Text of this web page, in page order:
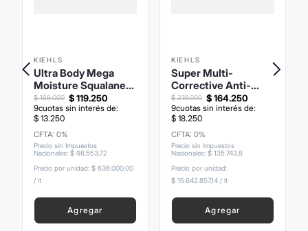
KIEHLS
Ultra Body Mega
Moisture Squalane
Cream 250ml
$119.250
$ 159.000
9cuotas sin interés de:
$ 13.250
CFTA: 0%
Precio sin Impuestos
Nacionales: $ 9855372
Precio por unidad: $ 636.000,00
/ lt
Agregar
KIEHLS
Super Multi-
Corrective Anti-
Aging Eye Cream
14ml
$164.250
$ 219.000
9cuotas sin interés de:
$ 18.250
CFTA: 0%
Precio sin Impuestos
Nacionales: $ 1357438
Precio por unidad:
$ 15.642.857,14 / lt
Agregar